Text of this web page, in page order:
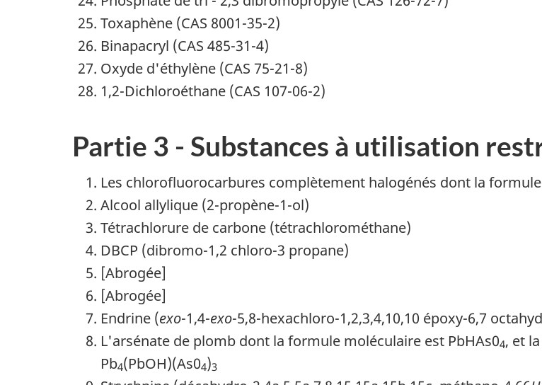
Toxaphène (CAS 8001-35-2)
Binapacryl (CAS 485-31-4)
Oxyde d'éthylène (CAS 75-21-8)
1,2-Dichloroéthane (CAS 107-06-2)
Partie 3 - Substances à utilisation
Les chlorofluorocarbures complètement halogénés dont la
Alcool allylique (2-propène-1-ol)
Tétrachlorure de carbone (tétrachlorométhane)
DBCP (dibromo-1,2 chloro-3 propane)
[Abrogée]
[Abrogée]
Endrine (exo-1,4-exo-5,8-hexachloro-1,2,3,4,10,10 époxy-6,7
L'arsénate de plomb dont la formule moléculaire est PbHAs04, et
Pb4(PbOH)(As04)3